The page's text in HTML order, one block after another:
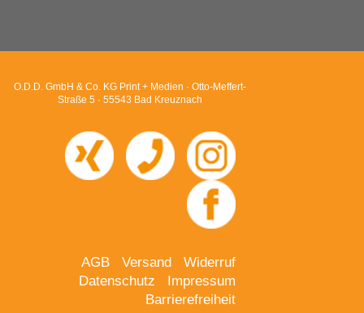
O.D.D. GmbH & Co. KG Print + Medien · Otto-Meffert-
Straße 5 · 55543 Bad Kreuznach
AGB Versand
Widerruf
Datenschutz
Impressum
Barrierefreiheit